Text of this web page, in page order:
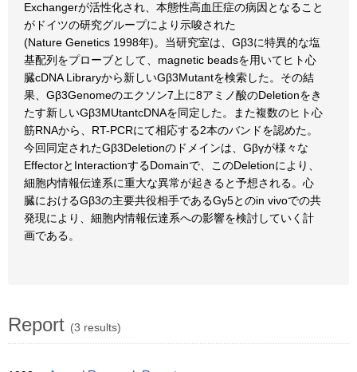
Exchangerが活性化され、本態性高血圧症の病因となること
がドイツの研究グループにより示唆された
(Nature Genetics 1998年)。当研究室は、Gβ3に特異的な塩
基配列をプローブとして、magnetic beadsを用いてヒト心
臓cDNA Libraryから新しいGβ3Mutantを検索した。その結
果、Gβ3Genomeのエクソン7上に8アミノ酸のDeletionをき
たす新しいGβ3MUtantcDNAを同定した。また複数のヒト心
筋RNAから、RT-PCRにて相応する2本のバンドを認めた。
今回同定されたGβ3Deletionのドメインは、Gβγが様々な
EffectorとInteractionするDomainで、このDeletionにより、
細胞内情報伝達系に重大な異常が起きると予想される。心
臓におけるGβ3の主要共役相手であるGγ5とのin vivoでの共
発現により、細胞内情報伝達系への影響を検討していく計
画である。
Report (3 results)